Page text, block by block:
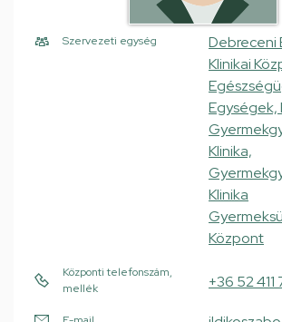
Szervezeti egység
Debreceni
Klinikai
Egységek,
Klinika,
Klinika
Központ
Központi telefonszám,
mellék
+36 52 411